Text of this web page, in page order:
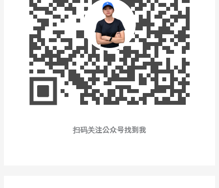
扫码关注公众号找到我